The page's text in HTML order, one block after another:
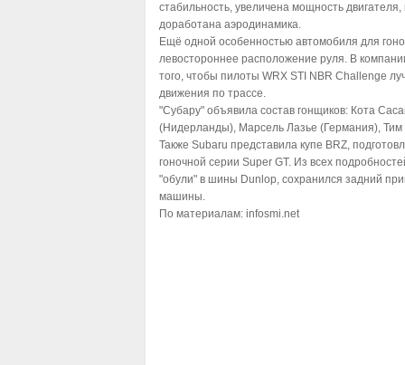
стабильность, увеличена мощность
доработана аэродинамика.
Ещё одной особенностью автомобиля для
левостороннее расположение руля. В
того, чтобы пилоты WRX STI NBR Challenge
движения по трассе.
"Субару" объявила состав гонщиков: Кота
(Нидерланды), Марсель Лазье (Германия),
Также Subaru представила купе BRZ,
гоночной серии Super GT. Из всех
"обули" в шины Dunlop, сохранился задний
машины.
По материалам: infosmi.net